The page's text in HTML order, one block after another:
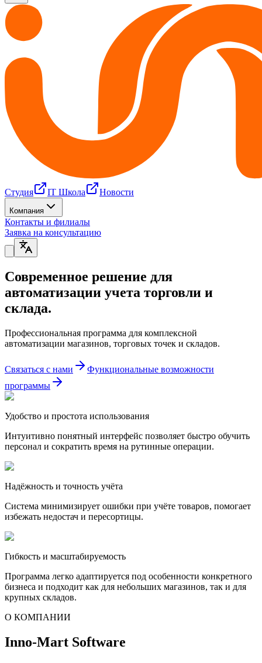
Студия IT Школа Новости
Компания
Контакты и филиалы
Заявка на консультацию
Современное решение для
автоматизации учета торговли и
склада.
Профессиональная программа для комплексной
автоматизации магазинов, торговых точек и складов.
Связаться с нами
Функциональные возможности
программы
Удобство и простота использования
Интуитивно понятный интерфейс позволяет быстро обучить
персонал и сократить время на рутинные операции.
Надёжность и точность учёта
Система минимизирует ошибки при учёте товаров, помогает
избежать недостач и пересортицы.
Гибкость и масштабируемость
Программа легко адаптируется под особенности конкретного
бизнеса и подходит как для небольших магазинов, так и для
крупных складов.
О КОМПАНИИ
Inno-Mart Software